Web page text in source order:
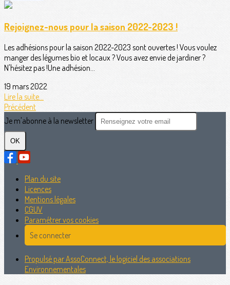
Rejoignez-nous pour la saison 2022-2023 !
Les adhésions pour la saison 2022-2023 sont ouvertes ! Vous voulez
manger des légumes bio et locaux ? Vous avez envie de jardiner ?
N'hésitez pas !Une adhésion...
19 mars 2022
Lire la suite...
Précédent
Je m'abonne à la newsletter
OK
Plan du site
Licences
Mentions légales
CGUV
Paramétrer vos cookies
Se connecter
Propulsé par AssoConnect, le logiciel des associations
Environnementales